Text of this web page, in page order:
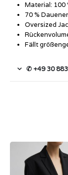
Material: 100
70 %
Oversized
Fällt
✆ +49 30